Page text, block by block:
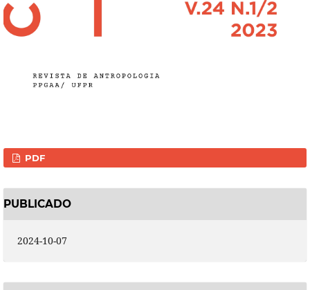
PDF
PUBLICADO
2024-10-07